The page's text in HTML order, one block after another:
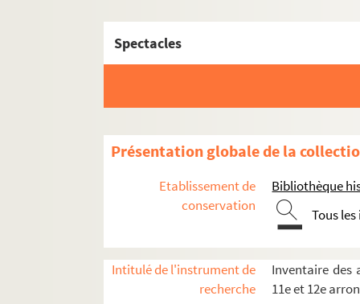
Spectacles
Présentation globale de la
Etablissement de
conservation
Bibliothèque
Tous
Intitulé de l'instrument de
recherche
Inventaire des
11e et 12e
8e arrondissement
Central de la chanson
Comédie-Caumartin
Comédie de Paris
Comédie parisienne
Église de la Sainte-Trinité
Espace Georges Bernanos